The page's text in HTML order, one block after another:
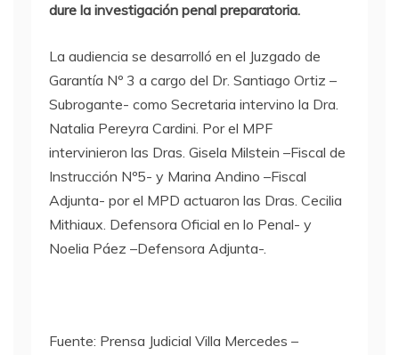
dure la investigación penal preparatoria.
La audiencia se desarrolló en el Juzgado de
Garantía Nº 3 a cargo del Dr. Santiago Ortiz –
Subrogante- como Secretaria intervino la Dra.
Natalia Pereyra Cardini. Por el MPF
intervinieron las Dras. Gisela Milstein –Fiscal de
Instrucción Nº5- y Marina Andino –Fiscal
Adjunta- por el MPD actuaron las Dras. Cecilia
Mithiaux. Defensora Oficial en lo Penal- y
Noelia Páez –Defensora Adjunta-.
Fuente: Prensa Judicial Villa Mercedes –